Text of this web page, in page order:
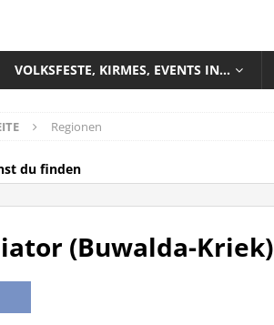
VOLKSFESTE, KIRMES, EVENTS IN…
Regionen
du finden
(Buwalda-Kriek)